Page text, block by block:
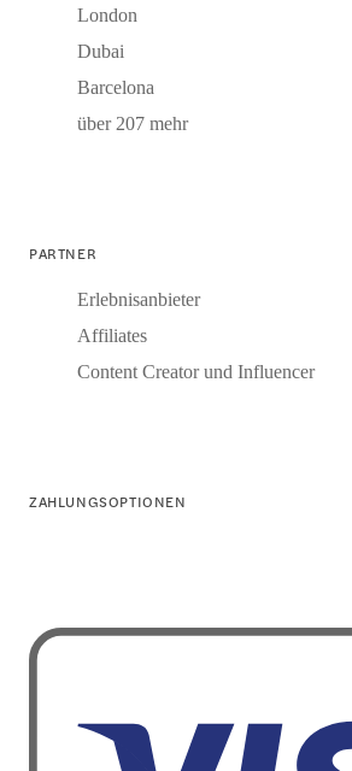
London
Dubai
Barcelona
über 207 mehr
PARTNER
Erlebnisanbieter
Affiliates
Content Creator und Influencer
ZAHLUNGSOPTIONEN